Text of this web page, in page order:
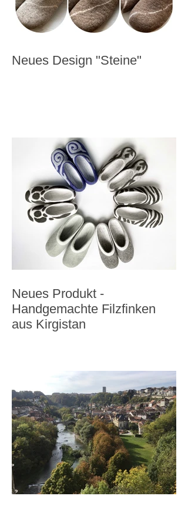
Neues Design "Steine"
Neues Produkt -
Handgemachte Filzfinken
aus Kirgistan